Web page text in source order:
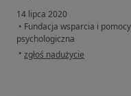
14 lipca 2020
• Fundacja wsparcia i
psychologiczna
• w opinii użytkownika Konto
zgłoś nadużycie